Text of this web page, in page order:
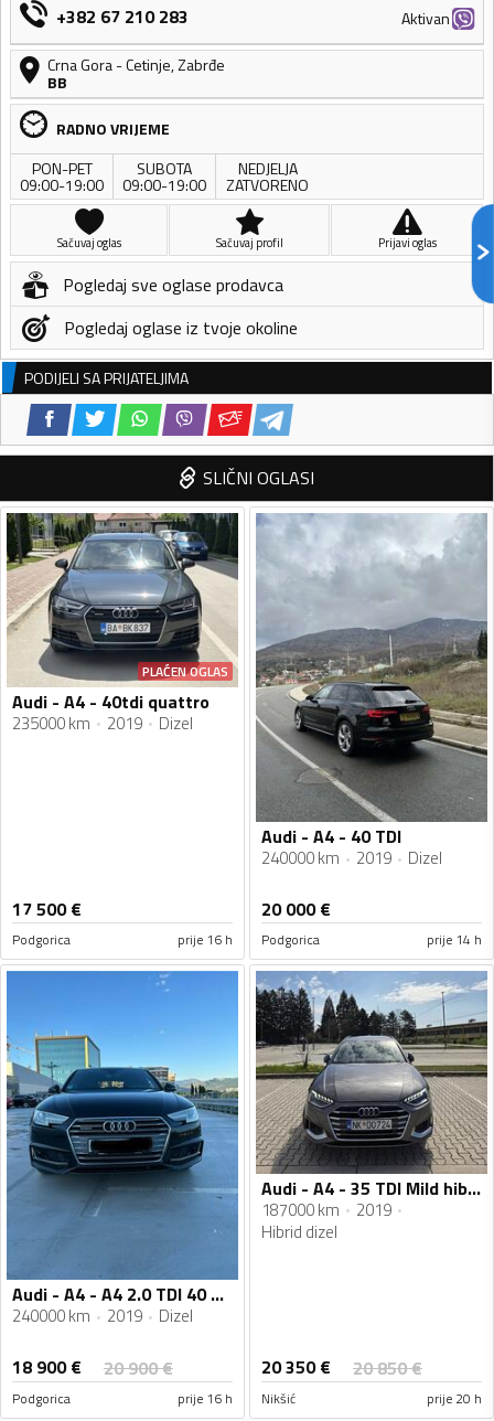
+382 67 210 283
Aktivan
Crna Gora-Cetinje,Zabrđe
BB
RADNO VRIJEME
PON-PET
09:00-19:00
SUBOTA
09:00-19:00
NEDJELJA
ZATVORENO
Sačuvaj oglas Sačuvaj profil Prijavi oglas
Pogledaj sve oglase prodavca
Pogledaj oglase iz tvoje okoline
PODIJELI SA PRIJATELJIMA
SLIČNI OGLASI
PLAĆEN OGLAS
Audi - A4 - 40tdi quattro
235000 km 2019 Dizel
17 500€
Podgorica prije 16 h
Audi - A4 - 40 TDI
240000 km 2019 Dizel
20 000€
Podgorica prije 14 h
Audi - A4 - A4 2.0 TDI 40 QUATTRO
240000 km 2019 Dizel
18 900€ 20 900€
Podgorica prije 16 h
Audi - A4 - 35 TDI Mild hibrid
187000 km
2019
Hibrid dizel
20 350€ 20 850€
Nikšić prije 20 h